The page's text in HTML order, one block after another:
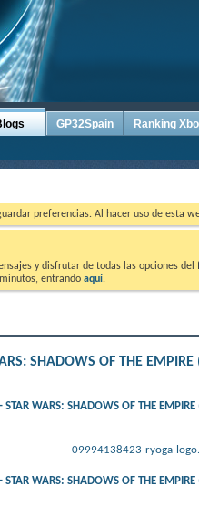
GP32Spain Ranking
preferencias. Al hacer uso de esta
y disfrutar de todas las opciones
entrando aquí.
SHADOWS OF THE
WARS: SHADOWS OF THE
09994138423-ryoga-
WARS: SHADOWS OF THE